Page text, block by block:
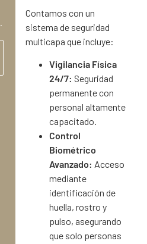
Contamos con un
sistema de seguridad
multicapa que incluye:
Vigilancia Física
24/7: Seguridad
permanente con
personal altamente
capacitado.
Control
Biométrico
Avanzado: Acceso
mediante
identificación de
huella, rostro y
pulso, asegurando
que solo personas